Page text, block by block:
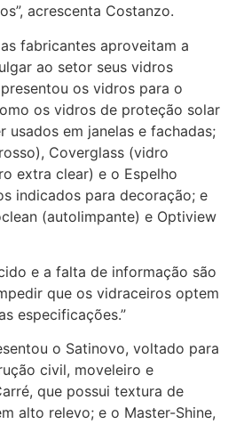
acrescenta Costanzo.
fabricantes aproveitam a
ao setor seus vidros
os vidros para o
os vidros de proteção solar
usados em janelas e fachadas;
Coverglass (vidro
extra clear) e o Espelho
indicados para decoração; e
(autolimpante) e Optiview
e a falta de informação são
que os vidraceiros optem
especificações.”
o Satinovo, voltado para
civil, moveleiro e
que possui textura de
alto relevo; e o Master-Shine,